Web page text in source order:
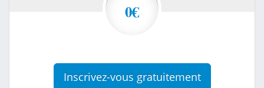
0€
Inscrivez-vous gratuitement